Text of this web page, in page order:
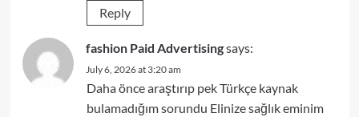
Reply
fashion Paid Advertisingsays:
July 6, 2026 at 3:20 am
Daha önce araştırıp pek Türkçe kaynak
bulamadığım sorundu Elinize sağlık eminim